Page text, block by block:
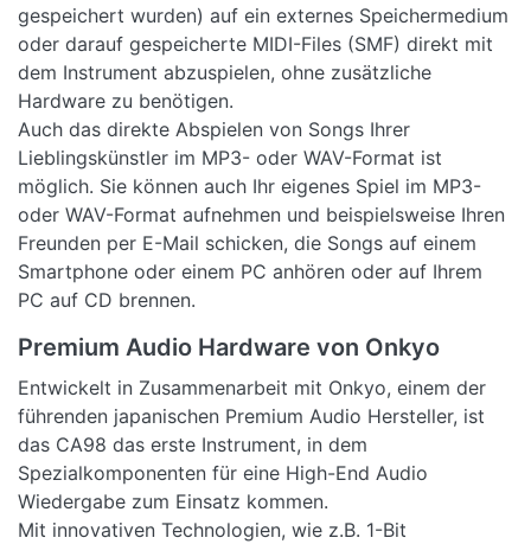
gespeichert wurden) auf ein externes Speichermedium
oder darauf gespeicherte MIDI-Files (SMF) direkt mit
dem Instrument abzuspielen, ohne zusätzliche
Hardware zu benötigen.
Auch das direkte Abspielen von Songs Ihrer
Lieblingskünstler im MP3- oder WAV-Format ist
möglich. Sie können auch Ihr eigenes Spiel im MP3-
oder WAV-Format aufnehmen und beispielsweise Ihren
Freunden per E-Mail schicken, die Songs auf einem
Smartphone oder einem PC anhören oder auf Ihrem
PC auf CD brennen.
Premium Audio Hardware von Onkyo
Entwickelt in Zusammenarbeit mit Onkyo, einem der
führenden japanischen Premium Audio Hersteller, ist
das CA98 das erste Instrument, in dem
Spezialkomponenten für eine High-End Audio
Wiedergabe zum Einsatz kommen.
Mit innovativen Technologien, wie z.B. 1-Bit